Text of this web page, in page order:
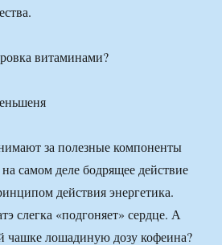
витаминами?
за полезные компоненты
самом деле бодрящее действие
действия энергетика.
слегка «подгоняет» сердце. А
чашке лошадиную дозу кофеина?